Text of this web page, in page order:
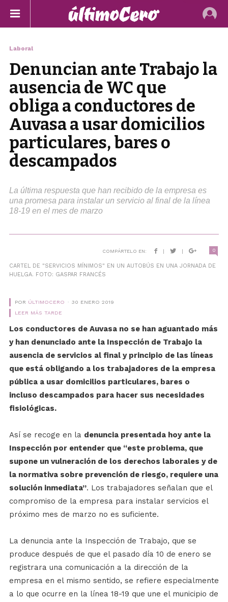
Laboral
Denuncian ante Trabajo la
ausencia de WC que
obliga a conductores de
Auvasa a usar domicilios
particulares, bares o
descampados
La última respuesta que han recibido de la empresa es
una promesa para instalar un servicio al final de la línea
18-19 en el mes de marzo
COMPÁRTELO EN: | | 0
CARTEL DE "SERVICIOS MÍNIMOS" EN UN AUTOBÚS EN UNA JORNADA DE
HUELGA. FOTO: GASPAR FRANCÉS
POR ÚLTIMOCERO
30 ENERO 2019
LEER MÁS TARDE
Los conductores de Auvasa no se han aguantado más
y han denunciado ante la Inspección de Trabajo la
ausencia de servicios al final y principio de las líneas
que está obligando a los trabajadores de la empresa
pública a usar domicilios particulares, bares o
incluso descampados para hacer sus necesidades
fisiológicas.
Así se recoge en la denuncia presentada hoy ante la
Inspección por entender que “este problema, que
supone un vulneración de los derechos laborales y de
la normativa sobre prevención de riesgo, requiere una
solución inmediata”. Los trabajadores señalan que el
compromiso de la empresa para instalar servicios el
próximo mes de marzo no es suficiente.
La denuncia ante la Inspección de Trabajo, que se
produce después de que el pasado día 10 de enero se
registrara una comunicación a la dirección de la
empresa en el mismo sentido, se refiere especialmente
a lo que ocurre en la línea 18-19 que une el municipio de